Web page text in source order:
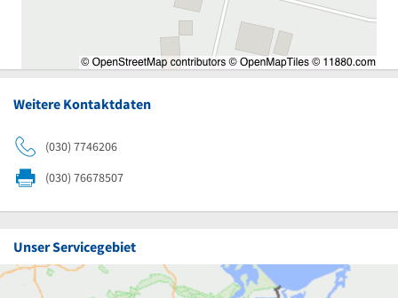
Weitere Kontaktdaten
(030) 7746206
(030) 76678507
Unser Servicegebiet